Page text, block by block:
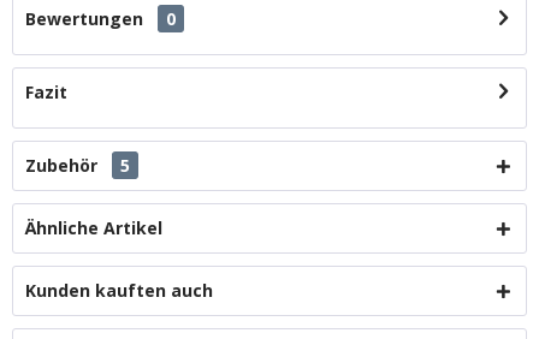
Bewertungen 0
Fazit
Zubehör 5
Ähnliche Artikel
Kunden kauften auch